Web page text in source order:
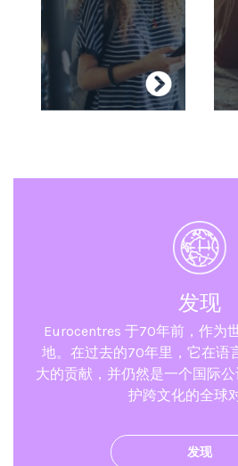
常用语言能力-
英语
间隔年（语言
年）
发现
Eurocentres 于70年前，作为
地。在过去的70年里，它在语
大的贡献，并仍然是一个国际
护跨文化的全球
发现